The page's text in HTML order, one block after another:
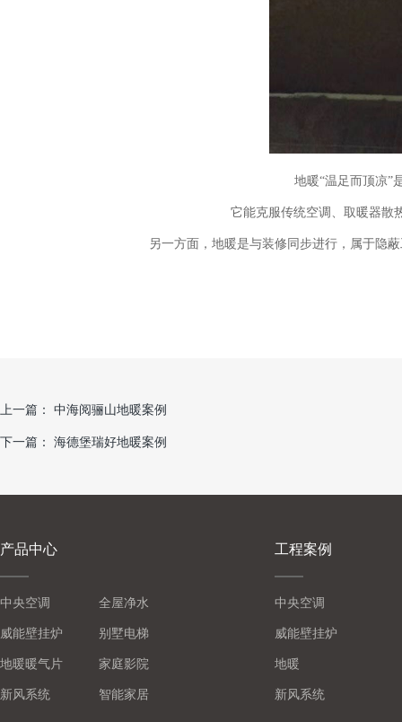
地暖“温足而顶凉”
它能克服传统空调、取暖器散
另一方面，地暖是与装修同步进行，属于隐
上一篇： 中海阅骊山地暖案例
下一篇： 海德堡瑞好地暖案例
产品中心
中央空调
威能壁挂炉
地暖暖气片
新风系统
全屋净水
别墅电梯
家庭影院
智能家居
工程案例
中央空调
威能壁挂炉
地暖
新风系统